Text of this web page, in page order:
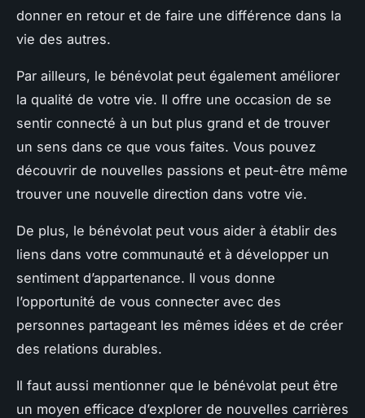
donner en retour et de faire une différence dans la
vie des autres.
Par ailleurs, le bénévolat peut également améliorer
la qualité de votre vie. Il offre une occasion de se
sentir connecté à un but plus grand et de trouver
un sens dans ce que vous faites. Vous pouvez
découvrir de nouvelles passions et peut-être même
trouver une nouvelle direction dans votre vie.
De plus, le bénévolat peut vous aider à établir des
liens dans votre communauté et à développer un
sentiment d’appartenance. Il vous donne
l’opportunité de vous connecter avec des
personnes partageant les mêmes idées et de créer
des relations durables.
Il faut aussi mentionner que le bénévolat peut être
un moyen efficace d’explorer de nouvelles carrières